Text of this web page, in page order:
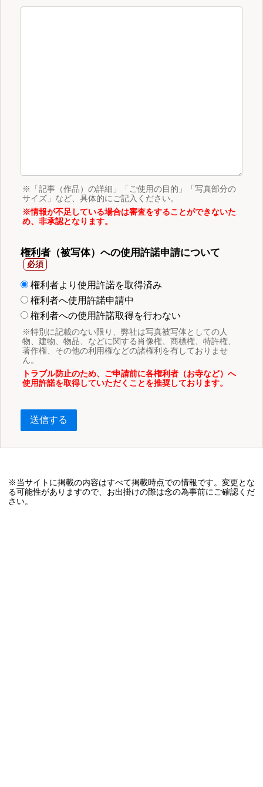
※「記事（作品）の詳細」「ご使用の目的」「写真部分の
サイズ」など、具体的にご記入ください。
※情報が不足している場合は審査をすることができないた
め、非承認となります。
権利者（被写体）への使用許諾申請について
権利者より使用許諾を取得済み
権利者へ使用許諾申請中
権利者への使用許諾取得を行わない
※特別に記載のない限り、弊社は写真被写体としての人
物、建物、物品、などに関する肖像権、商標権、特許権、
著作権、その他の利用権などの諸権利を有しておりませ
ん。
トラブル防止のため、ご申請前に各権利者（お寺など）へ
使用許諾を取得していただくことを推奨しております。
送信する
※当サイトに掲載の内容はすべて掲載時点での情報です。変更とな
る可能性がありますので、お出掛けの際は念の為事前にご確認くだ
さい。